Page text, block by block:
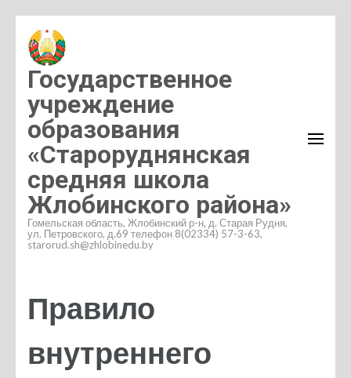
содержимому
(нажмите
Enter)
Государственное
учреждение
образования
«Староруднянская
средняя школа
Жлобинского района»
Гомельская область, Жлобинский р-н, д. Старая Рудня,
ул. Петровского, д.69 телефон 8(02334) 57-3-63,
starorud.sh@zhlobinedu.by
Правило
внутреннего